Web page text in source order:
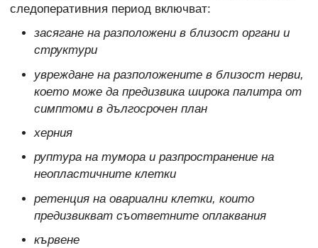
следоперативния период включват:
засягане на разположени в близост органи и
структури
увреждане на разположените в близост нерви,
което може да предизвика широка палитра от
симптоми в дългосрочен план
херния
руптура на тумора и разпространение на
неопластичните клетки
ретенция на овариални клетки, които
предизвикват съответните оплаквания
кървене